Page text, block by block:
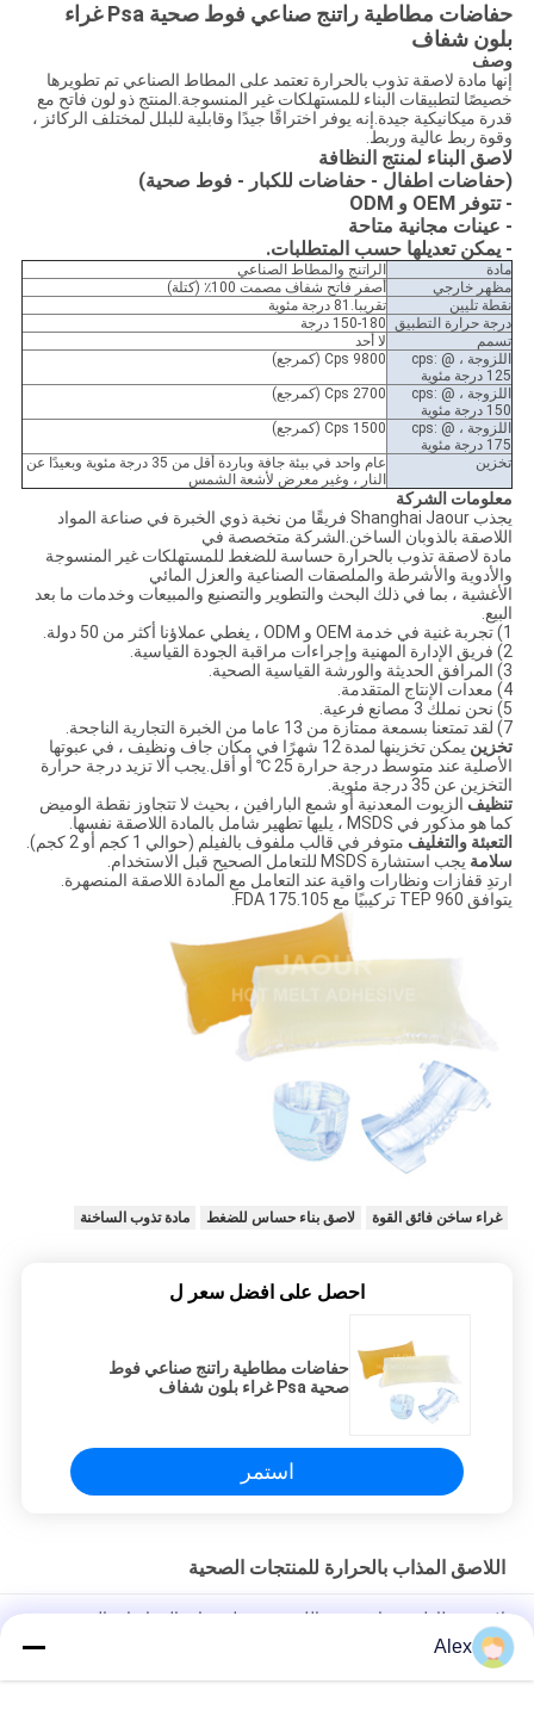
حفاضات مطاطية راتنج صناعي فوط صحية Psa غراء
بلون شفاف
وصف
إنها مادة لاصقة تذوب بالحرارة تعتمد على المطاط الصناعي تم تطويرها
خصيصًا لتطبيقات البناء للمستهلكات غير المنسوجة.المنتج ذو لون فاتح مع
قدرة ميكانيكية جيدة.إنه يوفر اختراقًا جيدًا وقابلية للبلل لمختلف الركائز ،
وقوة ربط عالية وربط.
لاصق البناء لمنتج النظافة
(حفاضات اطفال - حفاضات للكبار - فوط صحية)
- تتوفر OEM و ODM
- عينات مجانية متاحة
- يمكن تعديلها حسب المتطلبات.
مادة
الراتنج والمطاط الصناعي
مظهر خارجي
أصفر فاتح شفاف مصمت 100٪ (كتلة)
نقطة تليين
تقريبا.81 درجة مئوية
درجة حرارة التطبيق 150-180 درجة
تسمم
لا أحد
اللزوجة ، cps: @
125 درجة مئوية
9800 Cps (كمرجع)
اللزوجة ، cps: @
150 درجة مئوية
2700 Cps (كمرجع)
اللزوجة ، cps: @
175 درجة مئوية
1500 Cps (كمرجع)
تخزين
عام واحد في بيئة جافة وباردة أقل من 35 درجة مئوية وبعيدًا عن
النار ، وغير معرض لأشعة الشمس
معلومات الشركة
يجذب Shanghai Jaour فريقًا من نخبة ذوي الخبرة في صناعة المواد
اللاصقة بالذوبان الساخن.الشركة متخصصة في
مادة لاصقة تذوب بالحرارة حساسة للضغط للمستهلكات غير المنسوجة
والأدوية والأشرطة والملصقات الصناعية والعزل المائي
الأغشية ، بما في ذلك البحث والتطوير والتصنيع والمبيعات وخدمات ما بعد
البيع.
1) تجربة غنية في خدمة OEM و ODM ، يغطي عملاؤنا أكثر من 50 دولة.
2) فريق الإدارة المهنية وإجراءات مراقبة الجودة القياسية.
3) المرافق الحديثة والورشة القياسية الصحية.
4) معدات الإنتاج المتقدمة.
5) نحن نملك 3 مصانع فرعية.
7) لقد تمتعنا بسمعة ممتازة من 13 عاما من الخبرة التجارية الناجحة.
تخزين
يمكن تخزينها لمدة 12 شهرًا في مكان جاف ونظيف ، في عبوتها
الأصلية عند متوسط ​​درجة حرارة 25 ℃ أو أقل.يجب ألا تزيد درجة حرارة
التخزين عن 35 درجة مئوية.
تنظيف الزيوت المعدنية أو شمع البارافين ، بحيث لا تتجاوز نقطة الوميض
كما هو مذكور في MSDS ، يليها تطهير شامل بالمادة اللاصقة نفسها.
التعبئة والتغليف متوفر في قالب ملفوف بالفيلم (حوالي 1 كجم أو 2 كجم).
سلامة يجب استشارة MSDS للتعامل الصحيح قبل الاستخدام.
ارتدِ قفازات ونظارات واقية عند التعامل مع المادة اللاصقة المنصهرة.
يتوافق TEP 960 تركيبيًا مع FDA 175.105.
غراء ساخن فائق القوة لاصق بناء حساس للضغط مادة تذوب الساخنة
احصل على افضل سعر ل
حفاضات مطاطية راتنج صناعي فوط
صحية Psa غراء بلون شفاف
استمر
اللاصق المذاب بالحرارة للمنتجات الصحية
لاصق مطاطي شفاف عديم اللون ومرن لمنتجات الحفاضات التي
تستخدم ألياف لدنة / مرنة فائقة النحافة
نوع الوسادة التعبئة والتغليف الصحي القابل للتصرف بالغراء المذاب
Alex